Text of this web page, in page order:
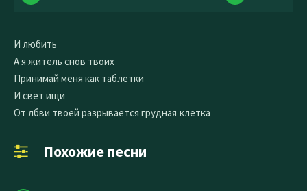
И любить
А я житель снов твоих
Принимай меня как таблетки
И свет ищи
От лбви твоей разрывается грудная клетка
Похожие песни